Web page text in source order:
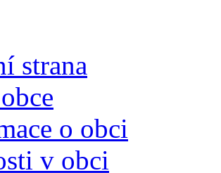
strana
o obci
v obci